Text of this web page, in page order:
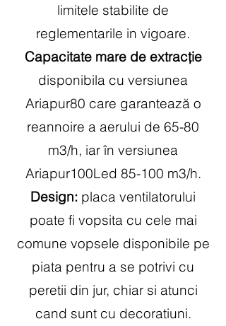
limitele stabilite de
reglementarile in vigoare.
Capacitate mare de extracție
disponibila cu versiunea
Ariapur80 care garantează o
reannoire a aerului de 65-80
m3/h, iar în versiunea
Ariapur100Led 85-100 m3/h.
Design: placa ventilatorului
poate fi vopsita cu cele mai
comune vopsele disponibile pe
piata pentru a se potrivi cu
peretii din jur, chiar si atunci
cand sunt cu decoratiuni.